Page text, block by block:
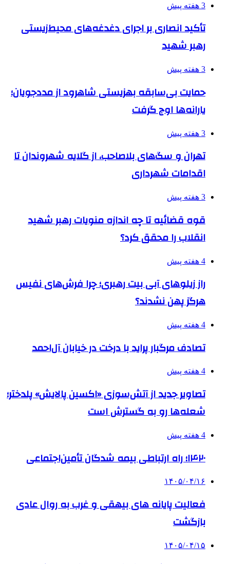
3 هفته پیش
تأکید انصاری بر اجرای دغدغه‌های محیط‌زیستی
رهبر شهید
3 هفته پیش
حمایت بی‌سابقه بهزیستی شاهرود از مددجویان؛
یارانه‌ها اوج گرفت
3 هفته پیش
تهران و سگ‌های بلاصاحب، از گلایه شهروندان تا
اقدامات شهرداری
3 هفته پیش
قوه قضائیه تا چه اندازه منویات رهبر شهید
انقلاب را محقق کرد؟
4 هفته پیش
راز زیلوهای آبی بیت رهبری؛ چرا فرش‌های نفیس
هرگز پهن نشدند؟
4 هفته پیش
تصادف مرگبار پراید با درخت در خیابان آل‌احمد
4 هفته پیش
تصاویر جدید از آتش‌سوزی «اکسین پالایش» پلدختر؛
شعله‌ها رو به گسترش است
4 هفته پیش
۱۴۲۰؛ راه ارتباطی بیمه شدگان تأمین‌اجتماعی
۱۴۰۵/۰۴/۱۶
فعالیت پایانه های بیهقی و غرب به روال عادی
بازگشت
۱۴۰۵/۰۴/۱۵